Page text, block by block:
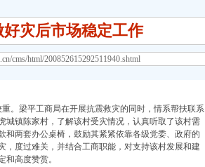
灾后市场稳定工作
cms/html/200852615292511940.shtml
。梁平工商局在开展抗震救灾的同时，情系帮扶联系
镇陈家村，了解该村受灾情况，认真听取了该村需
和两套办公桌椅，鼓励其紧紧依靠各级党委、政府的
，度过难关，并结合工商职能，对支持该村发展和建
高度赞赏。